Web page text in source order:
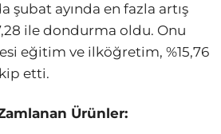
şubat ayında en fazla artış
ile dondurma oldu. Onu
eğitim ve ilköğretim, %15,76
etti.
Ürünler: